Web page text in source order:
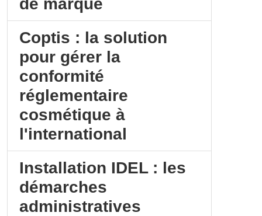
de marque
Coptis : la solution
pour gérer la
conformité
réglementaire
cosmétique à
l'international
Installation IDEL : les
démarches
administratives